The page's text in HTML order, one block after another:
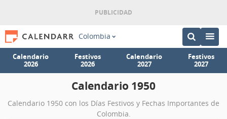
Colombia
Calendario
2026
Festivos
2026
Calendario
2027
Festivos
2027
Calendario 1950
Calendario 1950 con los Días Festivos y Fechas Importantes de
Colombia.